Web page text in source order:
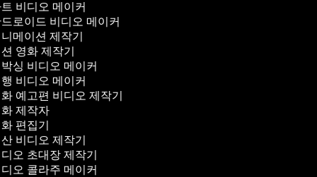
비디오 메이커
로이드 비디오 메이커
메이션 제작기
영화 제작기
싱 비디오 메이커
비디오 메이커
예고편 비디오 제작기
제작자
편집기
비디오 제작기
오 초대장 제작기
오 콜라주 메이커